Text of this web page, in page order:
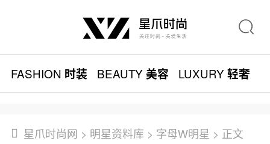
FASHION 时装 BEAUTY美容 LUXURY轻奢
星爪时尚网 > 明星资料库 > 字母W明星 > 正文